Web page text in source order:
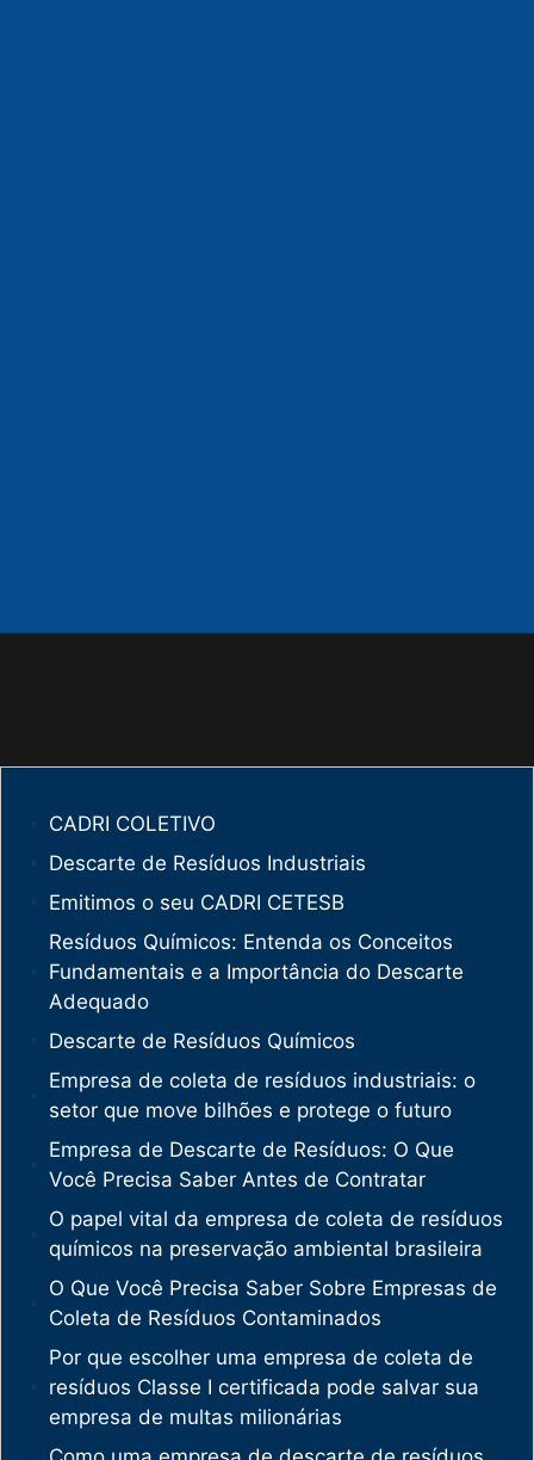
CADRI COLETIVO
Descarte de Resíduos Industriais
Emitimos o seu CADRI CETESB
Resíduos Químicos: Entenda os Conceitos
Fundamentais e a Importância do Descarte
Adequado
Descarte de Resíduos Químicos
Empresa de coleta de resíduos industriais: o
setor que move bilhões e protege o futuro
Empresa de Descarte de Resíduos: O Que
Você Precisa Saber Antes de Contratar
O papel vital da empresa de coleta de resíduos
químicos na preservação ambiental brasileira
O Que Você Precisa Saber Sobre Empresas de
Coleta de Resíduos Contaminados
Por que escolher uma empresa de coleta de
resíduos Classe I certificada pode salvar sua
empresa de multas milionárias